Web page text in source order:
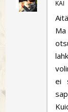
KAI
ei